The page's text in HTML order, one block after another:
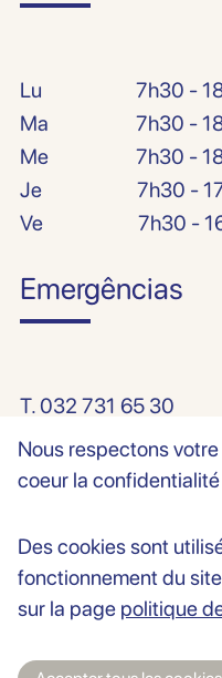
Lu
7h30 -
Ma
7h30 -
Me
7h30 -
Je
7h30 -
Ve
7h30 -
Emergências
T.032 731 65 30
© Todos os direitos reservados
Made by NEUE.SWISS
Nous respectons
coeur la
Des cookies sont
fonctionnement du
sur la page politique